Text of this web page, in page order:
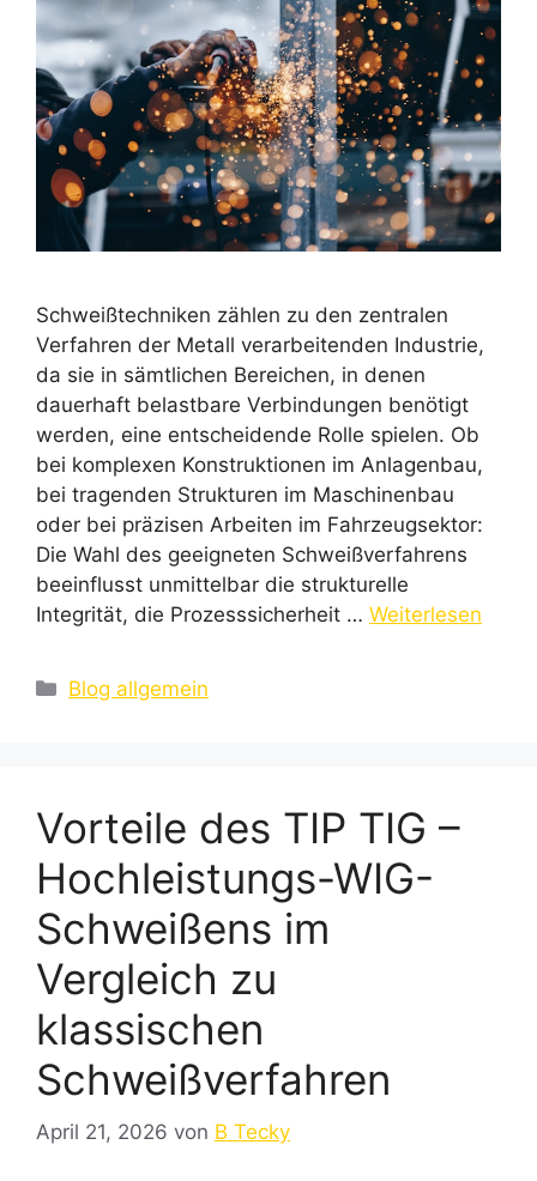
Schweißtechniken zählen zu den zentralen
Verfahren der Metall verarbeitenden Industrie,
da sie in sämtlichen Bereichen, in denen
dauerhaft belastbare Verbindungen benötigt
werden, eine entscheidende Rolle spielen. Ob
bei komplexen Konstruktionen im Anlagenbau,
bei tragenden Strukturen im Maschinenbau
oder bei präzisen Arbeiten im Fahrzeugsektor:
Die Wahl des geeigneten Schweißverfahrens
beeinflusst unmittelbar die strukturelle
Integrität, die Prozesssicherheit … Weiterlesen
Kategorien
Blog allgemein
Vorteile des TIP TIG –
Hochleistungs-WIG-
Schweißens im
Vergleich zu
klassischen
Schweißverfahren
April 21, 2026 von B Tecky